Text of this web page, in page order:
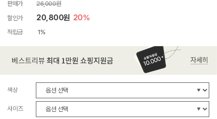
판매가
26,000원
할인가
20,800원 20%
적립금 1%
색상
사이즈